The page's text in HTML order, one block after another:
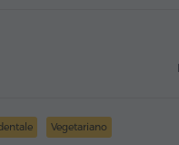
Vegetariano